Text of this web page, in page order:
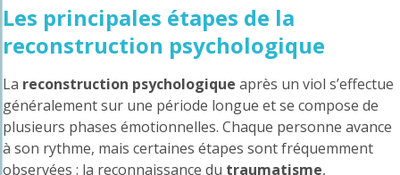
Les principales étapes de la
reconstruction psychologique
La reconstruction psychologique après un viol s’effectue
généralement sur une période longue et se compose de
plusieurs phases émotionnelles. Chaque personne avance
à son rythme, mais certaines étapes sont fréquemment
observées : la reconnaissance du traumatisme,